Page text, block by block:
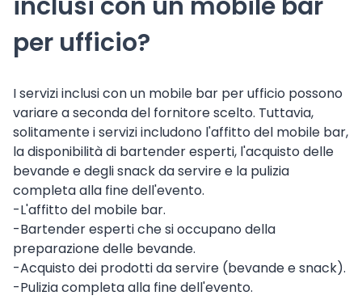
per ufficio?
I servizi inclusi con un mobile bar per ufficio possono
variare a seconda del fornitore scelto. Tuttavia,
solitamente i servizi includono l'affitto del mobile bar,
la disponibilità di bartender esperti, l'acquisto delle
bevande e degli snack da servire e la pulizia
completa alla fine dell'evento.
-L'affitto del mobile bar.
-Bartender esperti che si occupano della
preparazione delle bevande.
-Acquisto dei prodotti da servire (bevande e snack).
-Pulizia completa alla fine dell'evento.